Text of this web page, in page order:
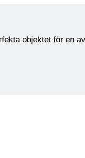
objektet för en